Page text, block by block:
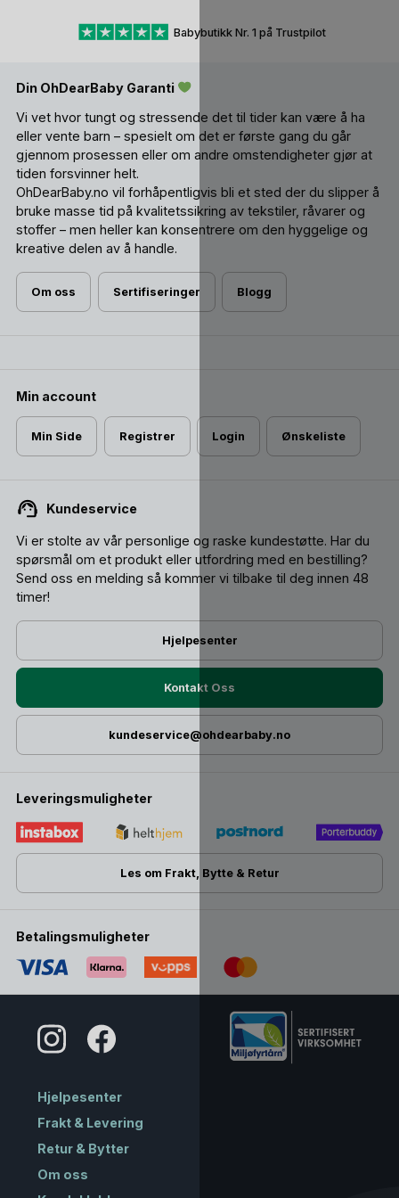
er lik sugeteknikken til en brystvorte. Mens denne,
symmetriske dråpeformen, er en god nr 2 å prøve ut mtp
hardt sugetak som den runde. Likevel, minner den litt om en
brystvorte, i motsetning til for eksempel anatomisk smokk.
Vil du vite mer om smokker; jordmødrenes anbefaling, de
ulike formene på suttedelen og material; lateks VS silikon? –
Finn ut alt, her!
Babybutikk Nr. 1 på Trustpilot
Din OhDearBaby Garanti
Vi vet hvor tungt og stressende det til tider kan være å ha
eller vente barn – spesielt om det er første gang du går
gjennom prosessen eller om andre omstendigheter gjør at
tiden forsvinner helt.
OhDearBaby.no vil forhåpentligvis bli et sted der du slipper å
bruke masse tid på kvalitetssikring av tekstiler, råvarer og
stoffer – men heller kan konsentrere om den hyggelige og
kreative delen av å handle.
Om oss Sertifiseringer Blogg
Min account
Min Side Registrer Login Ønskeliste
Kundeservice
Vi er stolte av vår personlige og raske kundestøtte. Har du
spørsmål om et produkt eller utfordring med en bestilling?
Send oss ​​en melding så kommer vi tilbake til deg innen 48
timer!
Hjelpesenter
Kontakt Oss
kundeservice@ohdearbaby.no
Leveringsmuligheter
Les om Frakt, Bytte & Retur
Betalingsmuligheter
Hjelpesenter
Frakt & Levering
Retur & Bytter
Om oss